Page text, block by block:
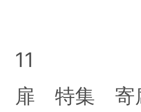
11
扉 特集 寄